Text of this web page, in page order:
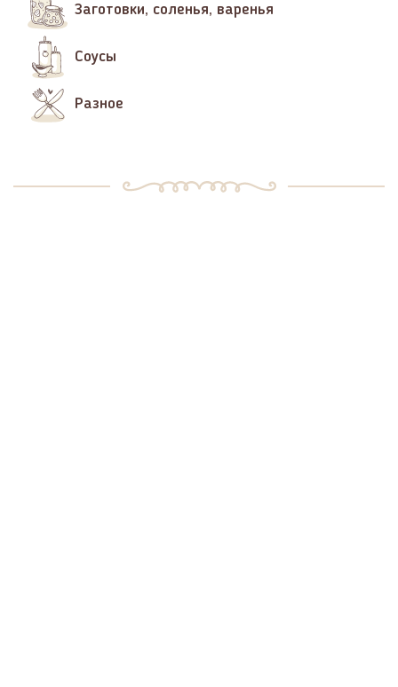
Заготовки, соленья, варенья
Соусы
Разное